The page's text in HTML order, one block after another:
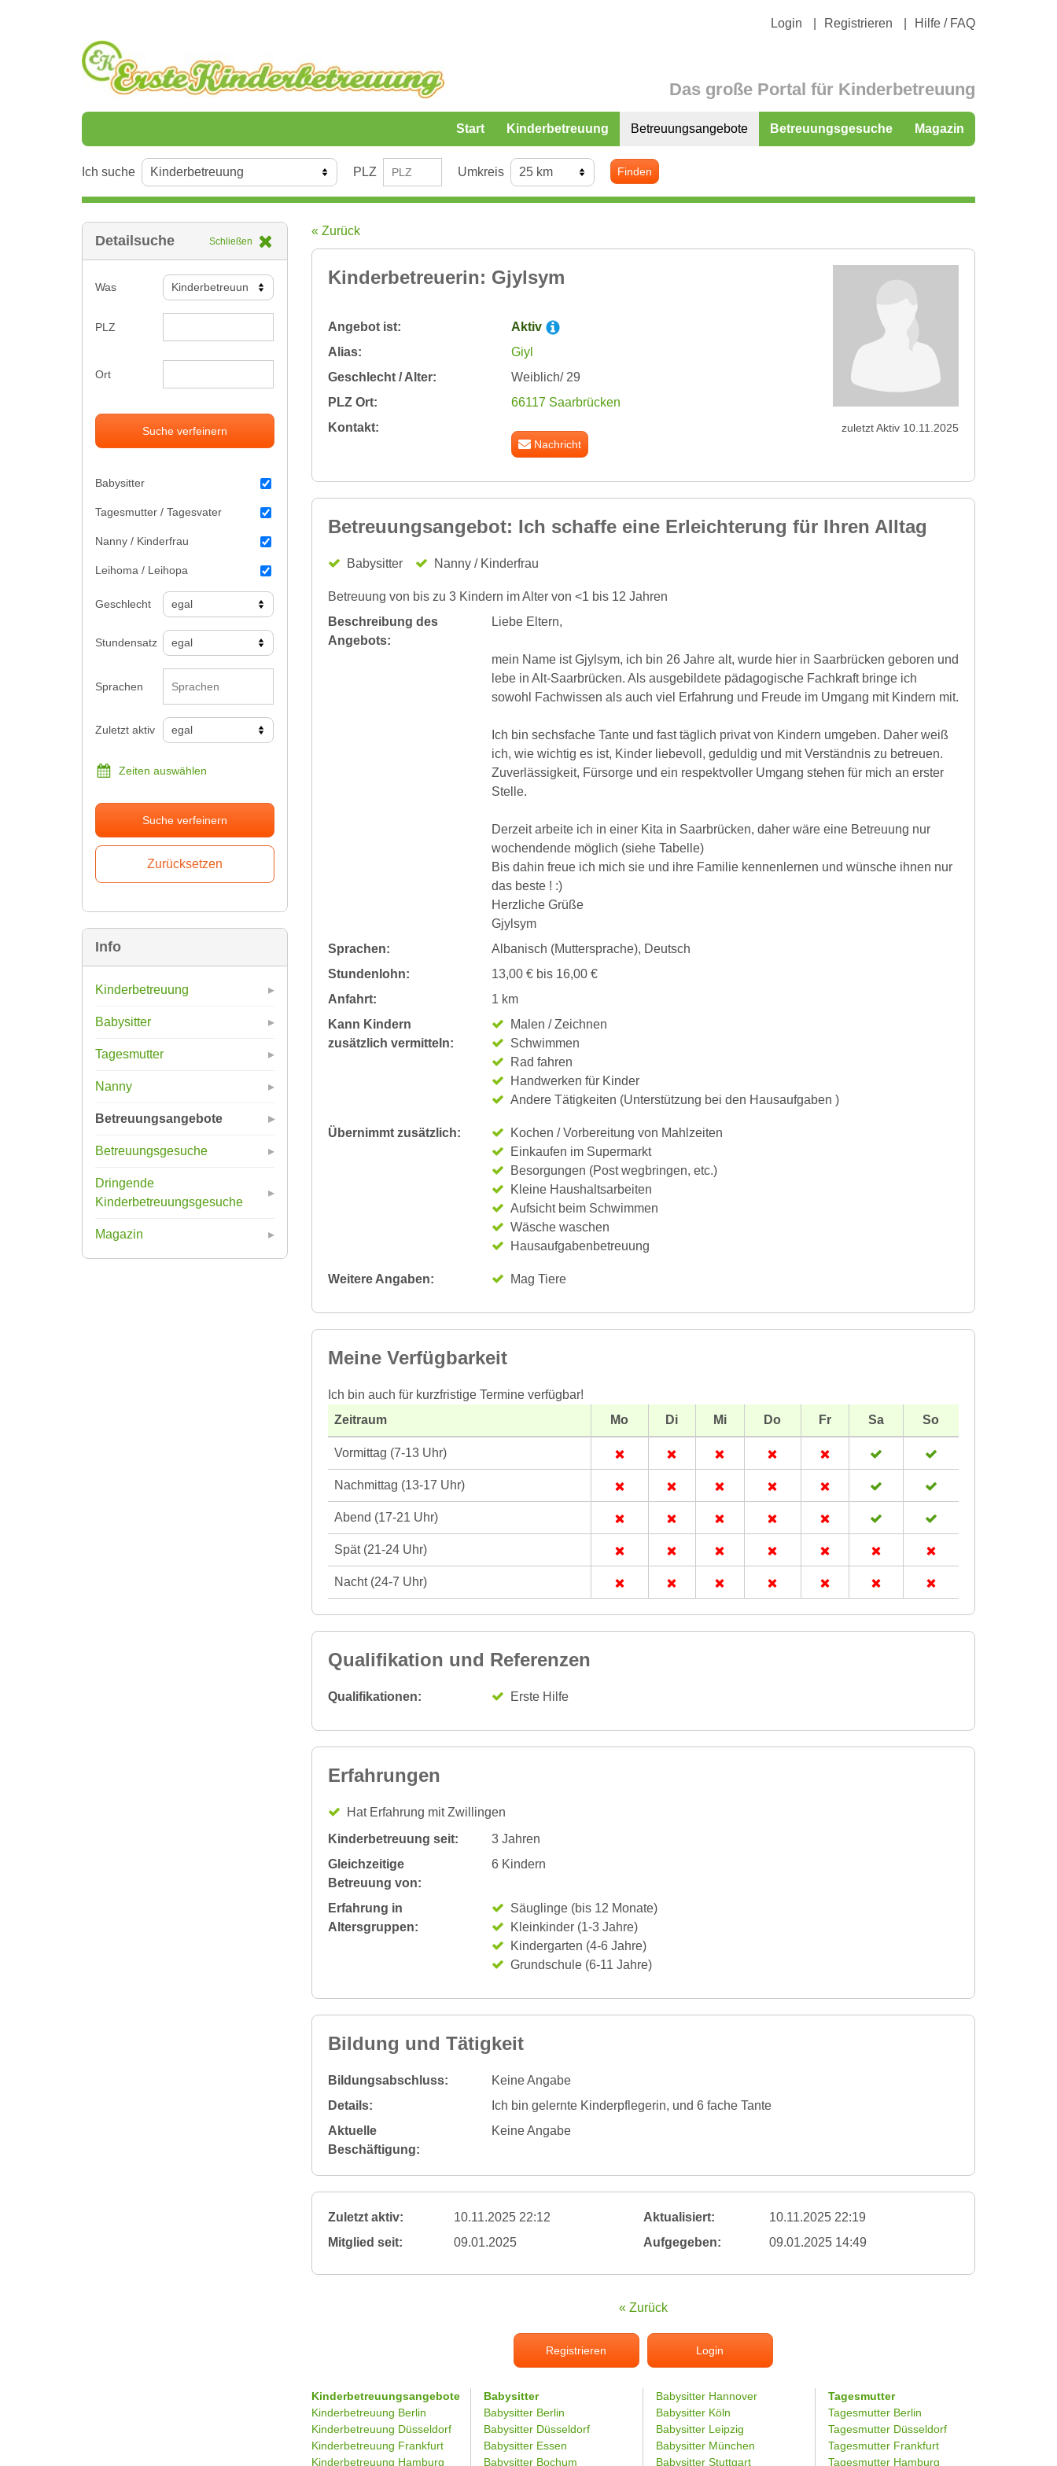
Login Registrieren Hilfe / FAQ
Das große Portal für Kinderbetreuung
Start Kinderbetreuung Betreuungsangebote Betreuungsgesuche Magazin
Ich suche PLZ Umkreis Finden
Detailsuche Schließen
Was
PLZ
Ort
Suche verfeinern
Babysitter
Tagesmutter / Tagesvater
Nanny / Kinderfrau
Leihoma / Leihopa
Geschlecht
Stundensatz
Sprachen
Zuletzt aktiv
Zeiten auswählen
Suche verfeinern
Info
Kinderbetreuung
Babysitter
Tagesmutter
Nanny
Betreuungsangebote
Betreuungsgesuche
Dringende
Kinderbetreuungsgesuche
Magazin
« Zurück
Kinderbetreuerin: Gjylsym
Angebot ist:
Aktiv
Alias:
Giyl
Geschlecht / Alter:
Weiblich/ 29
PLZ Ort:
66117 Saarbrücken
Kontakt:
Nachricht
zuletzt Aktiv 10.11.2025
Betreuungsangebot: Ich schaffe eine Erleichterung für Ihren Alltag
Babysitter Nanny / Kinderfrau
Betreuung von bis zu 3 Kindern im Alter von <1 bis 12 Jahren
Beschreibung des
Angebots:
Liebe Eltern,
mein Name ist Gjylsym, ich bin 26 Jahre alt, wurde hier in Saarbrücken geboren und
lebe in Alt-Saarbrücken. Als ausgebildete pädagogische Fachkraft bringe ich
sowohl Fachwissen als auch viel Erfahrung und Freude im Umgang mit Kindern mit.
Ich bin sechsfache Tante und fast täglich privat von Kindern umgeben. Daher weiß
ich, wie wichtig es ist, Kinder liebevoll, geduldig und mit Verständnis zu betreuen.
Zuverlässigkeit, Fürsorge und ein respektvoller Umgang stehen für mich an erster
Stelle.
Derzeit arbeite ich in einer Kita in Saarbrücken, daher wäre eine Betreuung nur
wochendende möglich (siehe Tabelle)
Bis dahin freue ich mich sie und ihre Familie kennenlernen und wünsche ihnen nur
das beste ! :)
Herzliche Grüße
Gjylsym
Sprachen:
Albanisch (Muttersprache), Deutsch
Stundenlohn:
13,00 € bis 16,00 €
Anfahrt:
1 km
Kann Kindern
zusätzlich vermitteln:
Malen / Zeichnen
Schwimmen
Rad fahren
Handwerken für Kinder
Andere Tätigkeiten (Unterstützung bei den Hausaufgaben )
Übernimmt zusätzlich:
Kochen / Vorbereitung von Mahlzeiten
Einkaufen im Supermarkt
Besorgungen (Post wegbringen, etc.)
Kleine Haushaltsarbeiten
Aufsicht beim Schwimmen
Wäsche waschen
Hausaufgabenbetreuung
Weitere Angaben: Mag Tiere
Meine Verfügbarkeit
Ich bin auch für kurzfristige Termine verfügbar!
Zeitraum
Mo Di Mi Do Fr Sa So
Vormittag (7-13 Uhr)
Nachmittag (13-17 Uhr)
Abend (17-21 Uhr)
Spät (21-24 Uhr)
Nacht (24-7 Uhr)
Qualifikation und Referenzen
Qualifikationen: Erste Hilfe
Erfahrungen
Hat Erfahrung mit Zwillingen
Kinderbetreuung seit:
3 Jahren
Gleichzeitige
Betreuung von:
6 Kindern
Erfahrung in
Altersgruppen:
Säuglinge (bis 12 Monate)
Kleinkinder (1-3 Jahre)
Kindergarten (4-6 Jahre)
Grundschule (6-11 Jahre)
Bildung und Tätigkeit
Bildungsabschluss:
Keine Angabe
Details:
Ich bin gelernte Kinderpflegerin, und 6 fache Tante
Aktuelle
Beschäftigung:
Keine Angabe
Zuletzt aktiv: 10.11.2025 22:12 Aktualisiert:
10.11.2025 22:19
Mitglied seit:
09.01.2025 Aufgegeben: 09.01.2025 14:49
« Zurück
Registrieren Login
Kinderbetreuungsangebote
Kinderbetreuung Berlin
Kinderbetreuung Düsseldorf
Kinderbetreuung Frankfurt
Kinderbetreuung Hamburg
Babysitter
Babysitter Berlin
Babysitter Düsseldorf
Babysitter Essen
Babysitter Bochum
Babysitter Hannover
Babysitter Köln
Babysitter Leipzig
Babysitter München
Babysitter Stuttgart
Tagesmutter
Tagesmutter Berlin
Tagesmutter Düsseldorf
Tagesmutter Frankfurt
Tagesmutter Hamburg